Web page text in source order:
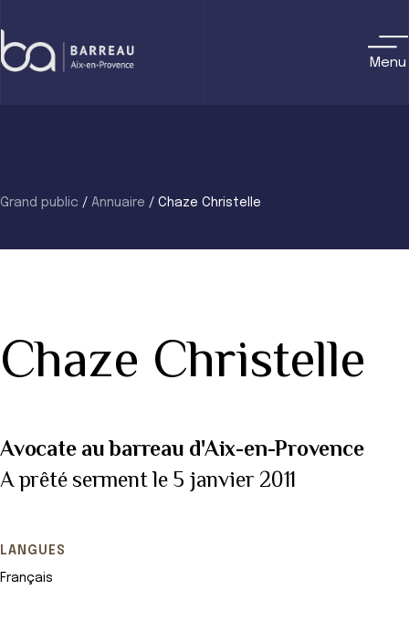
to
content
Menu
Grand public / Annuaire / Chaze Christelle
Chaze Christelle
Avocate au barreau d'Aix-en-Provence
A prêté serment le 5 janvier 2011
LANGUES
Français